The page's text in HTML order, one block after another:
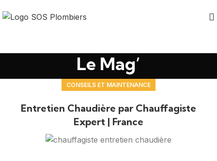
Le Mag’
CONSEILS ET MAINTENANCE
Entretien Chaudière par Chauffagiste
Expert | France